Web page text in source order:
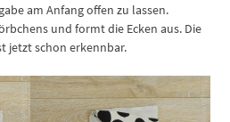
am Anfang offen zu lassen.
und formt die Ecken aus. Die
jetzt schon erkennbar.